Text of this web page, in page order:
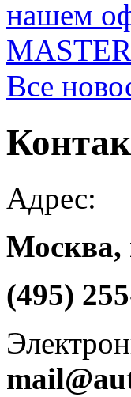
нашем
Все
Адрес:
Москва,
(495)